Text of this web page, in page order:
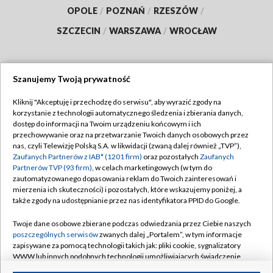
OPOLE / POZNAŃ / RZESZÓW /
SZCZECIN / WARSZAWA / WROCŁAW
TVP
Abonament TVP
Emisja w TVP
Centrum informacji TVP
Naziemna Telewizja Cyfrowa
Rada Programowa
System NOS
Regulamin TVP
Polityka prywatności
Moje zgody
Pomoc
Kontakt
Szanujemy Twoją prywatność
Kliknij "Akceptuję i przechodzę do serwisu", aby wyrazić zgody na
korzystanie z technologii automatycznego śledzenia i zbierania danych,
dostęp do informacji na Twoim urządzeniu końcowym i ich
przechowywanie oraz na przetwarzanie Twoich danych osobowych przez
nas, czyli Telewizję Polską S.A. w likwidacji (zwaną dalej również „TVP”),
Zaufanych Partnerów z IAB* (1201 firm) oraz pozostałych Zaufanych
Partnerów TVP (93 firm), w celach marketingowych (w tym do
zautomatyzowanego dopasowania reklam do Twoich zainteresowań i
mierzenia ich skuteczności) i pozostałych, które wskazujemy poniżej, a
także zgody na udostępnianie przez nas identyfikatora PPID do Google.
Twoje dane osobowe zbierane podczas odwiedzania przez Ciebie naszych
poszczególnych serwisówzwanych dalej „Portalem”, w tym informacje
zapisywane za pomocą technologii takich jak: pliki cookie, sygnalizatory
WWW lub innych podobnych technologii umożliwiających świadczenie